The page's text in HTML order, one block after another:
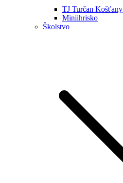
TJ Turčan Košťany
Miniihrisko
Školstvo